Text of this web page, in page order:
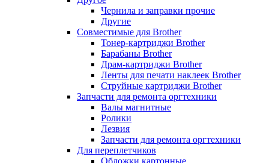
Чернила и заправки прочие
Другие
Совместимые для Brother
Тонер-картриджи Brother
Барабаны Brother
Драм-картриджи Brother
Ленты для печати наклеек Brother
Струйные картриджи Brother
Запчасти для ремонта оргтехники
Валы магнитные
Ролики
Лезвия
Запчасти для ремонта оргтехники
Для переплетчиков
Обложки картонные